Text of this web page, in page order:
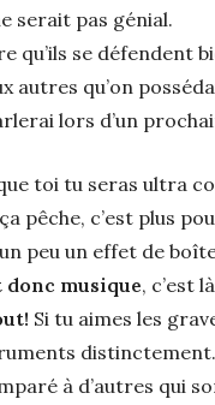
serait pas génial.
qu’ils se défendent
autres qu’on
lors d’un
toi tu seras ultra
pêche, c’est plus
peu un effet de
musique, c’est
Si tu aimes les
à d’autres qui